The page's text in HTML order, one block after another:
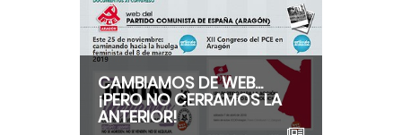
CAMBIAMOS DE WEB...
¡PERO NO CERRAMOS LA
ANTERIOR!